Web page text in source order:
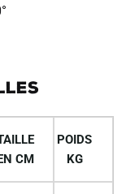
CM
POIDS
KG